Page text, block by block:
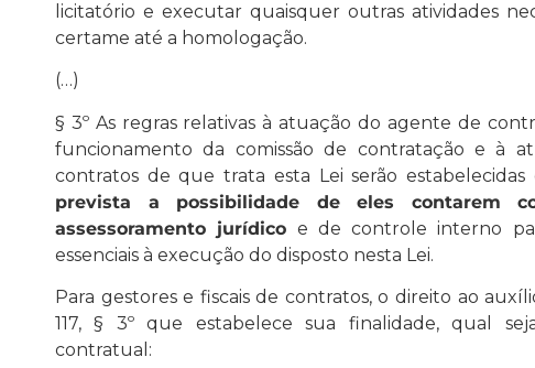
licitatório e executar quaisquer outras atividades
certame até a homologação.
(…)
§ 3º As regras relativas à atuação do agente de
funcionamento da comissão de contratação e à
contratos de que trata esta Lei serão
prevista a possibilidade de eles contarem
assessoramento jurídico e de controle interno
essenciais à execução do disposto nesta Lei.
Para gestores e fiscais de contratos, o direito ao
117, § 3º que estabelece sua finalidade, qual
contratual: